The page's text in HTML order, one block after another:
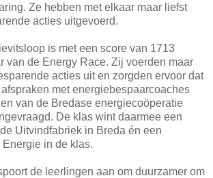
Ze hebben met elkaar maar liefst
acties uitgevoerd.
is met een score van 1713
van de Energy Race. Zij voerden maar
acties uit en zorgden ervoor dat
met energiebespaarcoaches
van de Bredase energiecoöperatie
De klas wint daarmee een
Uitvindfabriek in Breda én een
in de klas.
de leerlingen aan om duurzamer om